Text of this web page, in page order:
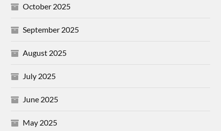
October 2025
September 2025
August 2025
July 2025
June 2025
May 2025